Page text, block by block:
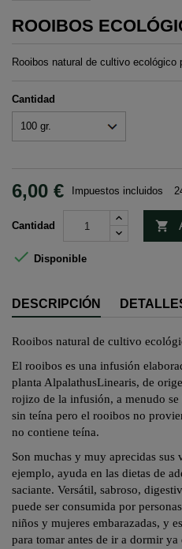
ROOIBOS
Rooibos natural de cultivo ecológico
Cantidad
6,00 € Impuestos incluidos
Cantidad 
 Disponible
DESCRIPCIÓN
Rooibos natural de cultivo
El rooibos es una infusión
planta AlpalathusLinearis, de
rojizo de la infusión, a menudo se
sin teína pero el rooibos no
no contiene teína.
Son muchas y muy aprecidas sus
ejemplo, ayuda en las dietas de
saciante. Versátil, sabroso,
puede ser consumida por
niños y mujeres embarazadas, y
para tomar antes de ir a dormir